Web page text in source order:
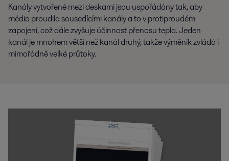
Hnojiva
Snížení spotřeby energie a dopadu na životní prostředí, zároveň zvýšení
Kanály vytvořené mezi deskami jsou uspořádány tak, aby
média proudila sousedícími kanály a to v protiproudém
zapojení, což dále zvyšuje účinnost přenosu tepla. Jeden
kanál je mnohem větší než kanál druhý, takže výměník zvládá i
mimořádně velké průtoky.